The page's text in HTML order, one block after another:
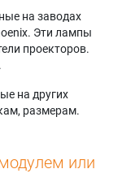
T50V24D
RPT50V24D
56K3HD
Samsung
Samsung SP50L6HD
на заводах
Эти лампы
проекторов.
на других
размерам.
или